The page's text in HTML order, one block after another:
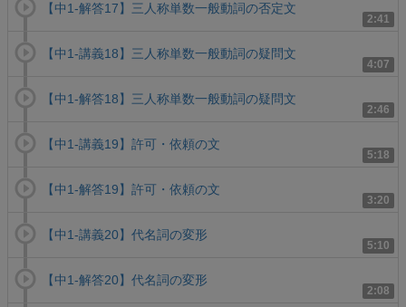
2:41
【中1-解答17】三人称単数一般動詞の否定文
4:07
【中1-講義18】三人称単数一般動詞の疑問文
2:46
【中1-解答18】三人称単数一般動詞の疑問文
5:18
【中1-講義19】許可・依頼の文
3:20
【中1-解答19】許可・依頼の文
5:10
【中1-講義20】代名詞の変形
2:08
【中1-解答20】代名詞の変形